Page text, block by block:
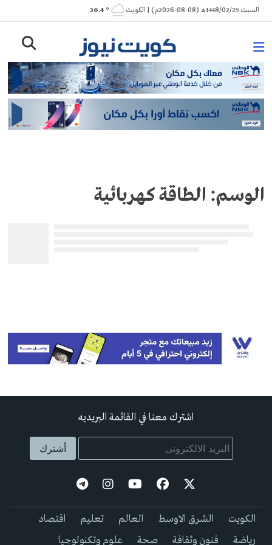
Skip
to
السبت 1448/02/25هـ (08-08-2026م) | الكويت ° 36.4
الوسم: الطاقة كهربائية
اشترك معنا في القائمة البريديه
الكويت الشرق الاوسط العالم تعليم
اقتصاد
رياضة
فنون وثقافة صحة علوم وتكنولوجيا